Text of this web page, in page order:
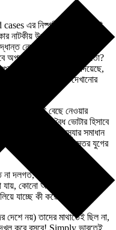
cases এর নিষ্পত্তি হয়েছে? এই
নাটকীয় উপস্থিতিতে? বিচারকরা
নেবেন। Upload কারা
অপ্রতুল তথ্য দেওয়া হয়নি তো?
কমিশনের কাছে জমা দিয়েছে,
বাদ পড়ার জন্য কারণ দেখানোর
বিচারকদেরই বেছে নেওয়ার
সমস্ত নামকে বৈধ ভোটার হিসাবে
ঘেরাও করে কোন্ সমস্যার সমাধান
এতো পুরাতন প্রস্তর যুগের
দলগত, তার থেকে অনেক বেশি
কোনো অসুবিধা নেই।
যাচ্ছে কী করে?!
দেশে নয়) তাদের মাথাতেই ছিল না,